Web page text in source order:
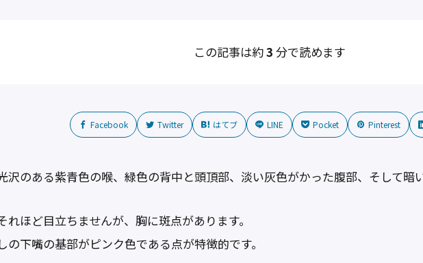
この記事は約3 分で読めます
Facebook Twitter はてブ LINE Pocket Pinterest
沢のある紫青色の喉、緑色の背中と頭頂部、淡い灰色がかった腹部、そして暗
れほど目立ちませんが、胸に斑点があります。
の下嘴の基部がピンク色である点が特徴的です。